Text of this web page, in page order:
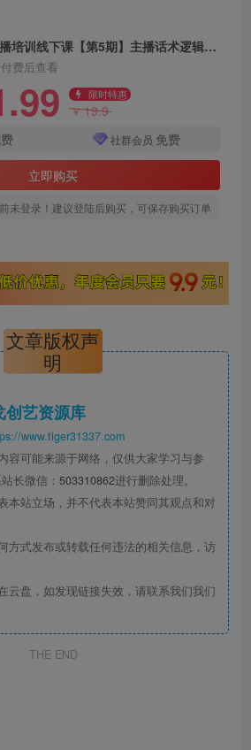
（10161期）2024主播培训线下课【第5期】主播话术逻辑，流量感知，心流建设提升等等
费后查看
限时特惠
￥19.9
社群会员 免费
立即购买
未登录！建议登陆后购买，可保存购买订单
文章版权声
明
创艺资源库
www.tiger31337.com
容可能来源于网络，仅供大家学习与参
长微信： 503310862进行删除处理。
本站立场，并不代表本站赞同其观点和对
方式发布或转载任何违法的相关信息，访
云盘，如发现链接失效，请联系我们我们
THE END